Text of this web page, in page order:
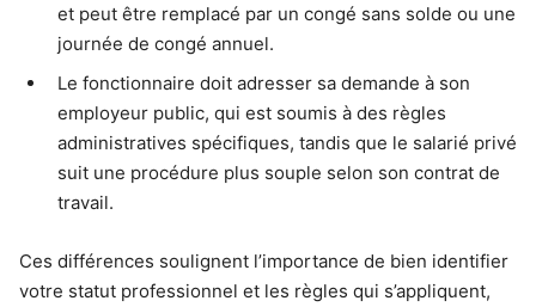
et peut être remplacé par un congé sans solde ou une
journée de congé annuel.
Le fonctionnaire doit adresser sa demande à son
employeur public, qui est soumis à des règles
administratives spécifiques, tandis que le salarié privé
suit une procédure plus souple selon son contrat de
travail.
Ces différences soulignent l’importance de bien identifier
votre statut professionnel et les règles qui s’appliquent,